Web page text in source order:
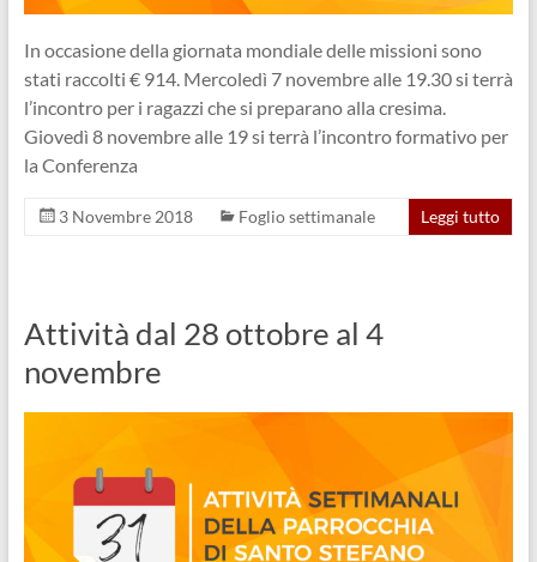
In occasione della giornata mondiale delle missioni sono
stati raccolti € 914. Mercoledì 7 novembre alle 19.30 si terrà
l’incontro per i ragazzi che si preparano alla cresima.
Giovedì 8 novembre alle 19 si terrà l’incontro formativo per
la Conferenza
3 Novembre 2018 Foglio settimanale Leggi tutto
Attività dal 28 ottobre al 4
novembre